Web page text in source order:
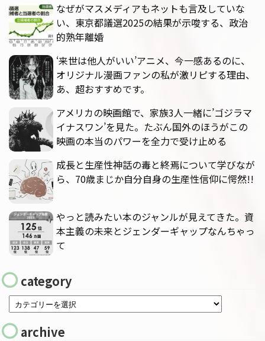
なぜがマスメディアもネットも言及していな
い、東京都議選2025の結果が示唆する、政治
的熟年離婚
‘来世は他人がいい’アニメ、今一感あるのに、
オリジナル漫画ファンの私が激リピする理由、
あ、超おすすめです。
アメリカの映画館で、家族3人一緒に’ゴジラマ
イナスワン’を見た。たぶん国外のほうがこの
映画の本当のパワーを全力で受け止める
成長と生産性神話の毒と終焉について学びなが
ら、70歳まじか自分自身の生産性信仰に愕然!!
やっと読みたい本のジャンルが見えてきた。資
本主義の未来とジェンダーギャップなんちゃっ
て
category
archive